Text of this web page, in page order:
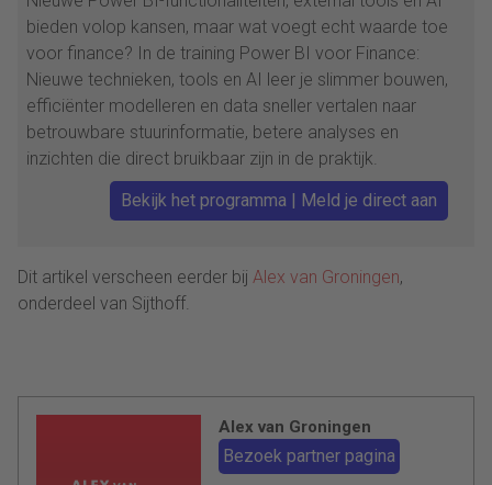
bieden volop kansen, maar wat voegt echt waarde toe
voor finance? In de training Power BI voor Finance:
Nieuwe technieken, tools en AI leer je slimmer bouwen,
efficiënter modelleren en data sneller vertalen naar
betrouwbare stuurinformatie, betere analyses en
inzichten die direct bruikbaar zijn in de praktijk.
Bekijk het programma | Meld je direct aan
Dit artikel verscheen eerder bij Alex van Groningen,
onderdeel van Sijthoff.
Alex van Groningen
Bezoek partner pagina